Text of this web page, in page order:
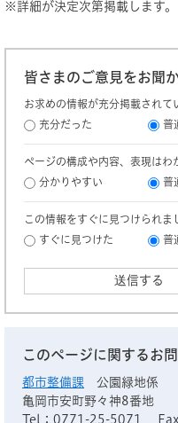
※詳細が決定次第掲載します。
皆さまのご意見をお聞
お求めの情報が充分掲載されて
充分だった
普
ページの構成や内容、表現はわ
分かりやすい
普
この情報をすぐに見つけられま
すぐに見つけた
普
このページに関するお
都市整備課
公園緑地係
亀岡市安町野々神8番地
Tel：0771-25-5071